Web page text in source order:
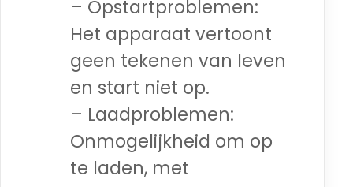
– Opstartproblemen:
Het apparaat vertoont
geen tekenen van leven
en start niet op.
– Laadproblemen:
Onmogelijkheid om op
te laden, met